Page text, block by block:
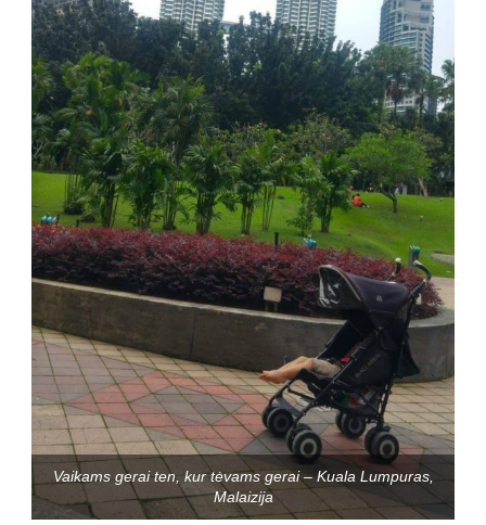
Vaikams gerai ten, kur tėvams gerai – Kuala Lumpuras,
Malaizija